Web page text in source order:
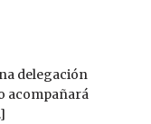
delegación
acompañará